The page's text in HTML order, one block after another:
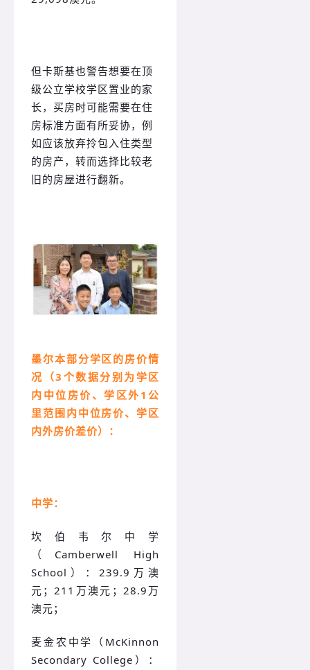
但卡斯基也警告想要在顶
级公立学校学区置业的家
长，买房时可能需要在住
房标准方面有所妥协，例
如应该放弃拎包入住类型
的房产，转而选择比较老
旧的房屋进行翻新。
墨尔本部分学区的房价情
况（3个数据分别为学区
内中位房价、学区外1公
里范围内中位房价、学区
内外房价差价）：
中学：
坎伯韦尔中学
（Camberwell High
School）：239.9万澳
元；211万澳元；28.9万
澳元；
麦金农中学（McKinnon
Secondary College）：